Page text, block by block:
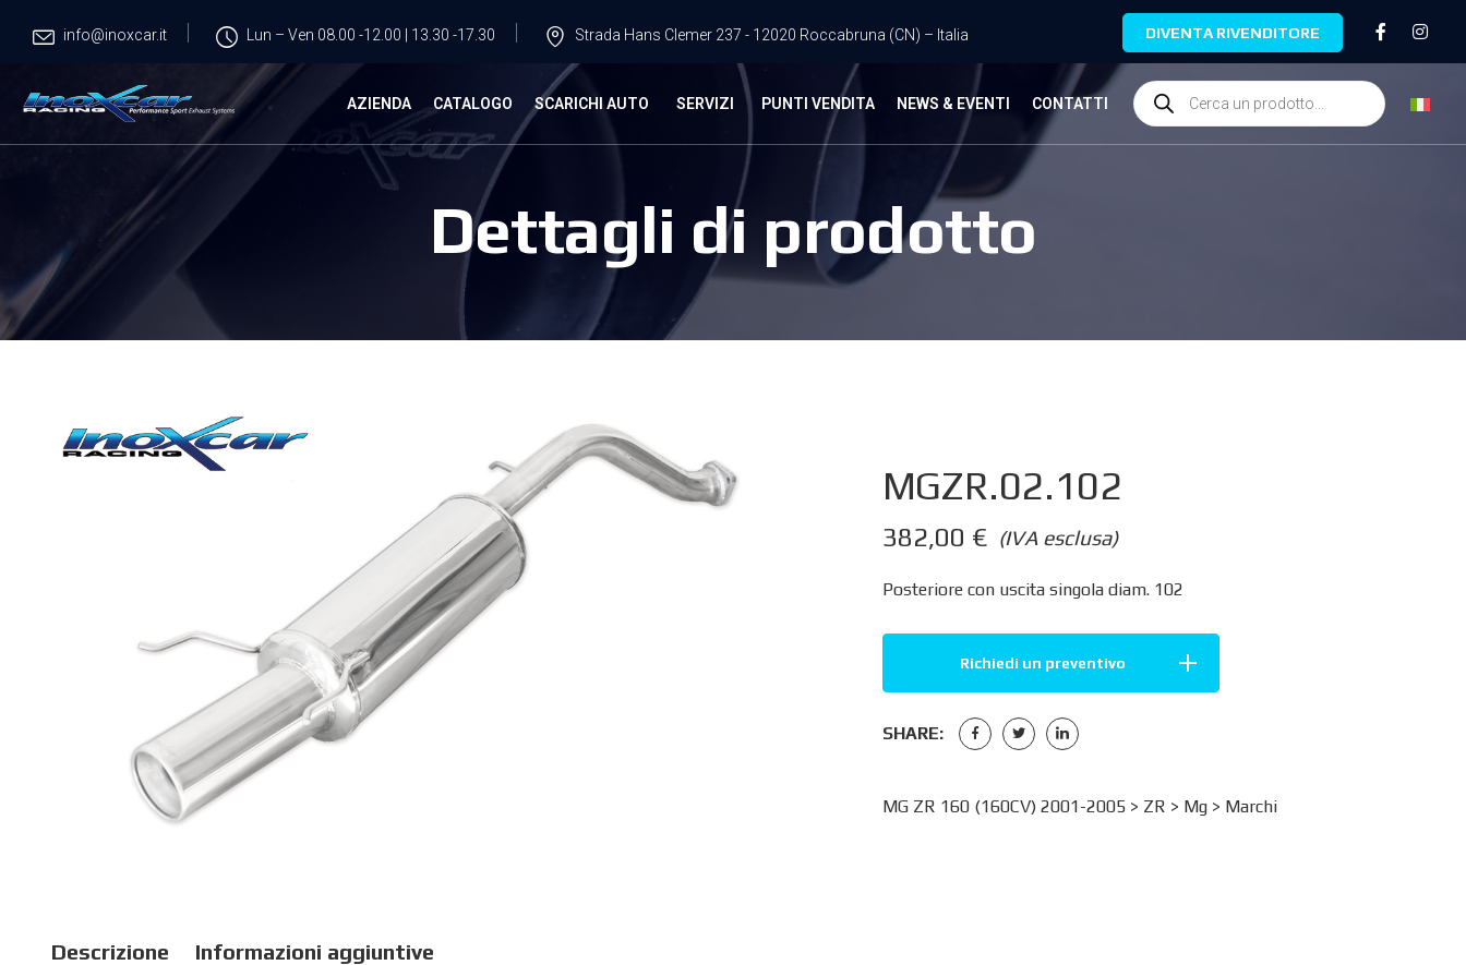
info@inoxcar.it Lun – Ven 08.00 -12.00 | 13.30 -17.30 Strada Hans Clemer 237 - 12020 Roccabruna (CN) – Italia DIVENTA RIVENDITORE
AZIENDA CATALOGO SCARICHI AUTO SERVIZI PUNTI VENDITA NEWS & EVENTI CONTATTI
Dettagli di prodotto
MGZR.02.102
(IVA esclusa)
382,00 €
Posteriore con uscita singola diam. 102
Richiedi un preventivo
SHARE:
MG ZR 160 (160CV) 2001-2005 > ZR > Mg> Marchi
Descrizione Informazioni aggiuntive